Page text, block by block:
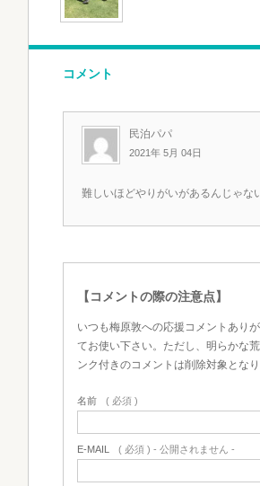
コメント
民泊パパ
2021年 5月 04日
難しいほどやりがいがあるんじゃな
【コメントの際の注意点】
いつも梅原敦への応援コメントあり
てお使い下さい。ただし、明らかな
ンク付きのコメントは削除対象となり
名前 ( 必須 )
E-MAIL ( 必須 ) - 公開されません -